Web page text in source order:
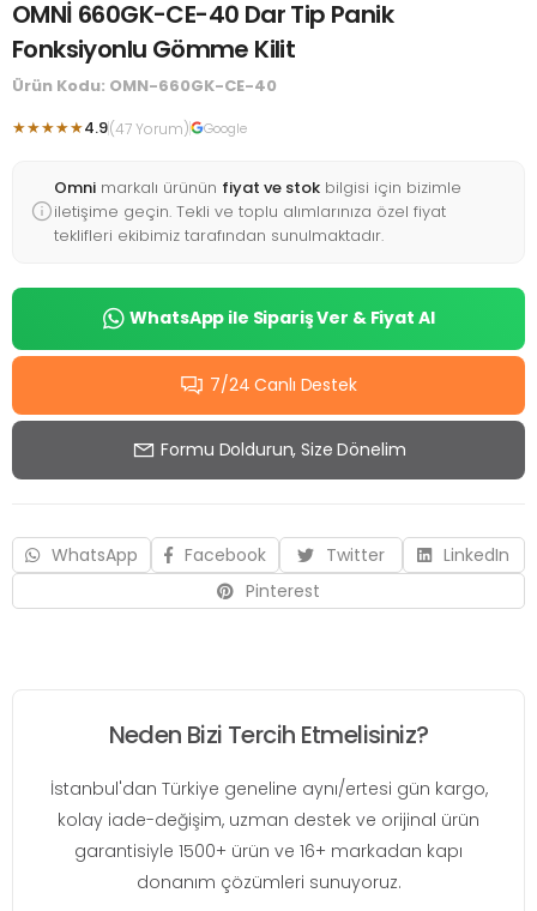
OMNİ 660GK-CE-40 Dar Tip Panik
Fonksiyonlu Gömme Kilit
Ürün Kodu: OMN-660GK-CE-40
★★★★★4.9(47 Yorum) Google
Omni markalı ürünün fiyat ve stok bilgisi için bizimle
iletişime geçin. Tekli ve toplu alımlarınıza özel fiyat
teklifleri ekibimiz tarafından sunulmaktadır.
WhatsApp ile Sipariş Ver & Fiyat Al
7/24 Canlı Destek
Formu Doldurun, Size Dönelim
WhatsApp Facebook Twitter
LinkedIn
Pinterest
Neden Bizi Tercih Etmelisiniz?
İstanbul'dan Türkiye geneline aynı/ertesi gün kargo,
kolay iade-değişim, uzman destek ve orijinal ürün
garantisiyle 1500+ ürün ve 16+ markadan kapı
donanım çözümleri sunuyoruz.